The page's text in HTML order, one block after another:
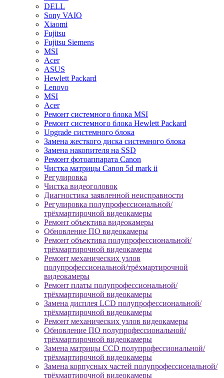
DELL
Sony VAIO
Xiaomi
Fujitsu
Fujitsu Siemens
MSI
Acer
ASUS
Hewlett Packard
Lenovo
MSI
Acer
Ремонт системного блока MSI
Ремонт системного блока Hewlett Packard
Upgrade системного блока
Замена жесткого диска системного блока
Замена накопителя на SSD
Ремонт фотоаппарата Canon
Чистка матрицы Canon 5d mark ii
Регулировка
Чистка видеоголовок
Диагностика заявленной неисправности
Регулировка полупрофессиональной/
трёхмартирочной видеокамеры
Ремонт объектива видеокамеры
Обновление ПО видеокамеры
Ремонт объектива полупрофессиональной/
трёхмартирочной видеокамеры
Ремонт механических узлов
полупрофессиональной/трёхмартирочной
видеокамеры
Ремонт платы полупрофессиональной/
трёхмартирочной видеокамеры
Замена дисплея LCD полупрофессиональной/
трёхмартирочной видеокамеры
Ремонт механических узлов видеокамеры
Обновление ПО полупрофессиональной/
трёхмартирочной видеокамеры
Замена матрицы CCD полупрофессиональной/
трёхмартирочной видеокамеры
Замена корпусных частей полупрофессиональной/
трёхмартирочной видеокамеры